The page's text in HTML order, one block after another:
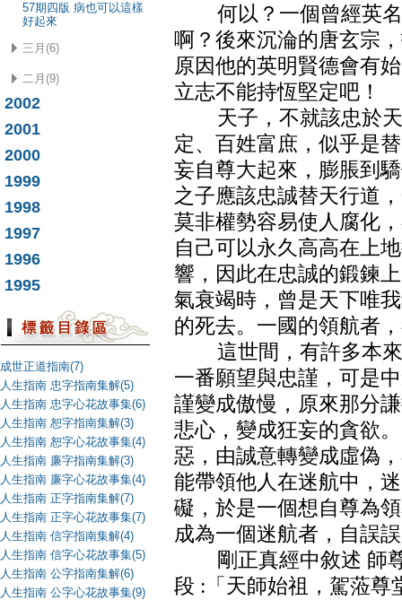
57期四版 病也可以這樣
好起來
三月(6)
二月(9)
2002
2001
2000
1999
1998
1997
1996
1995
成世正道指南(7)
人生指南 忠字指南集解(5)
人生指南 忠字心花故事集(6)
人生指南 恕字指南集解(3)
人生指南 恕字心花故事集(4)
人生指南 廉字指南集解(3)
人生指南 廉字心花故事集(4)
人生指南 正字指南集解(7)
人生指南 正字心花故事集(7)
人生指南 信字指南集解(4)
人生指南 信字心花故事集(5)
人生指南 公字指南集解(6)
人生指南 公字心花故事集(9)
何以？一個曾經英名
啊？後來沉淪的唐玄宗
原因他的英明賢德會有
立志不能持恆堅定吧！
天子，不就該忠於天
定、百姓富庶，似乎是
妄自尊大起來，膨脹到
之子應該忠誠替天行道
莫非權勢容易使人腐化
自己可以永久高高在上
響，因此在忠誠的鍛鍊
氣衰竭時，曾是天下唯
的死去。一國的領航者
這世間，有許多本來
一番願望與忠謹，可是
謹變成傲慢，原來那分
悲心，變成狂妄的貪欲
惡，由誠意轉變成虛偽
能帶領他人在迷航中，
礙，於是一個想自尊為
成為一個迷航者，自誤
剛正真經中敘述 師尊
段 :「天師始祖，駕蒞尊